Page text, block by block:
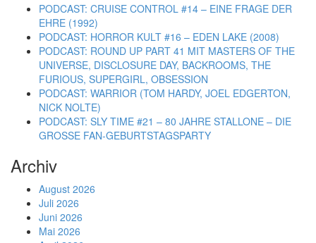
PODCAST: CRUISE CONTROL #14 – EINE FRAGE DER
EHRE (1992)
PODCAST: HORROR KULT #16 – EDEN LAKE (2008)
PODCAST: ROUND UP PART 41 MIT MASTERS OF THE
UNIVERSE, DISCLOSURE DAY, BACKROOMS, THE
FURIOUS, SUPERGIRL, OBSESSION
PODCAST: WARRIOR (TOM HARDY, JOEL EDGERTON,
NICK NOLTE)
PODCAST: SLY TIME #21 – 80 JAHRE STALLONE – DIE
GROSSE FAN-GEBURTSTAGSPARTY
Archiv
August 2026
Juli 2026
Juni 2026
Mai 2026